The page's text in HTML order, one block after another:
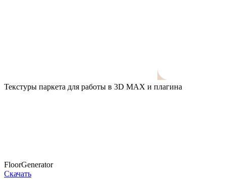
Текстуры паркета для работы в 3D MAX и плагина
FloorGenerator
Скачать